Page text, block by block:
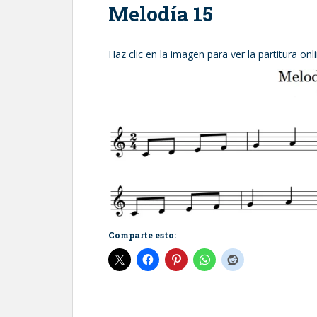
Melodía 15
Haz clic en la imagen para ver la partitura
Comparte esto: